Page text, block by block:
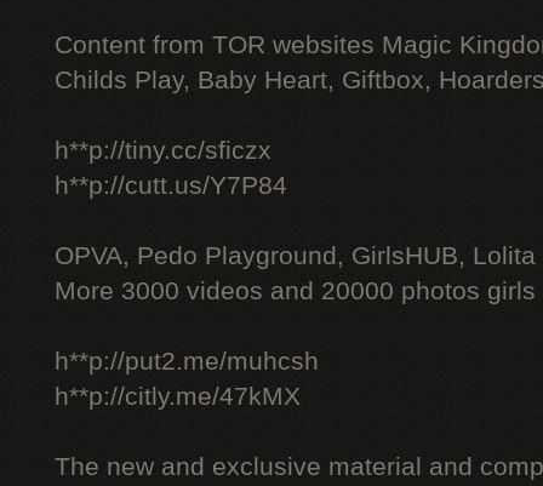
Content from TOR websites Magic
Childs Play, Baby Heart, Giftbox,
h**p://tiny.cc/sficzx
h**p://cutt.us/Y7P84
OPVA, Pedo Playground, GirlsHUB, Lolita
More 3000 videos and 20000 photos
h**p://put2.me/muhcsh
h**p://citly.me/47kMX
The new and exclusive material and